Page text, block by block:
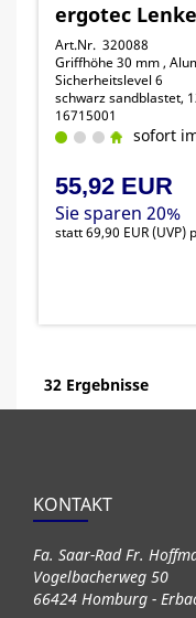
ergotec
Art.Nr. 320088
Griffhöhe 30 mm ,
Sicherheitslevel 6
schwarz sandblastet,
16715001
sofort
55,92 EUR
Sie sparen 20%
statt69,90 EUR(UVP)
32 Ergebnisse
KONTAKT
Fa. Saar-Rad Fr.
Vogelbacherweg 50
66424 Homburg -